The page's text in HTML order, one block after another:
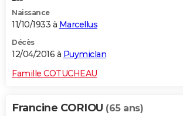
Naissance
11/10/1933 à Marcellus
Décès
12/04/2016 à Puymiclan
Famille COTUCHEAU
Francine CORIOU (65 ans)